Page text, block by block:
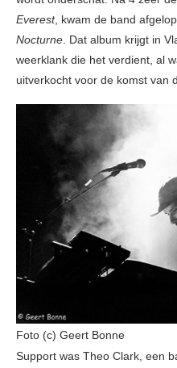
Everest, kwam de band
Nocturne. Dat album krijgt in
weerklank die het verdient, al
uitverkocht voor de komst van
Foto (c) Geert Bonne
Support was Theo Clark, een